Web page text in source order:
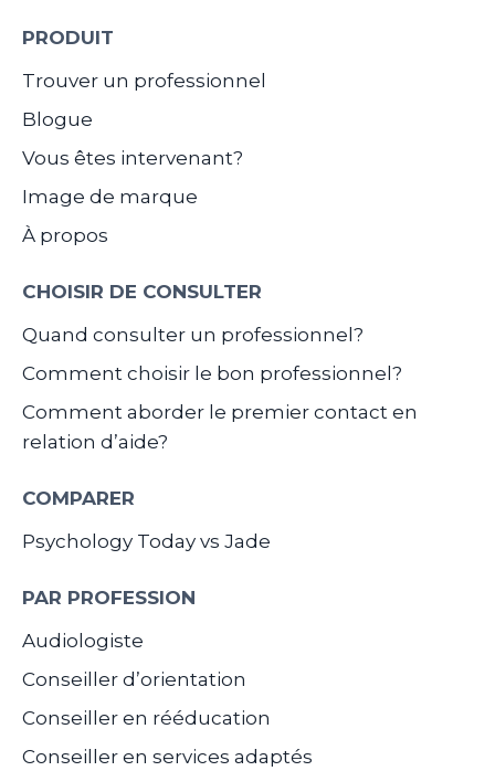
PRODUIT
Trouver un professionnel
Blogue
Vous êtes intervenant?
Image de marque
À propos
CHOISIR DE CONSULTER
Quand consulter un professionnel?
Comment choisir le bon professionnel?
Comment aborder le premier contact en
relation d’aide?
COMPARER
Psychology Today vs Jade
PAR PROFESSION
Audiologiste
Conseiller d’orientation
Conseiller en rééducation
Conseiller en services adaptés